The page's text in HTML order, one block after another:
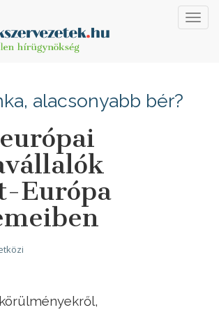
alacsonyabb bér?
Európa